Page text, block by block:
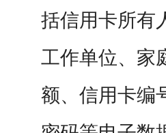
括信用卡所有
工作单位、家
额、信用卡编